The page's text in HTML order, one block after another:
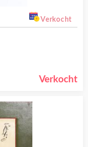
Verkocht
Verkocht